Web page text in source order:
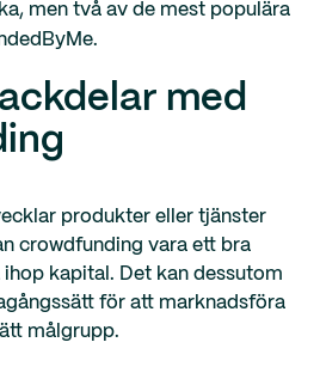
men två av de mest populära
med
produkter eller tjänster
crowdfunding vara ett bra
kapital. Det kan dessutom
för att marknadsföra
målgrupp.